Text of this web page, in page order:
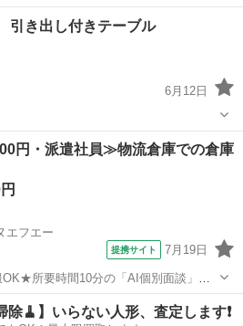
は値段相談します。 7/11まで出品しま
ます。 よろしくお願いいたします。
テーブル 大理石
き出し付きテーブル
6月12日
テーブル
円・派遣社員≫物流倉庫での倉庫
エフエー
提携サイト 7月19日
OK★所要時間10分の「AI個別面談」が
ドライバー受付業務！日払い可！交通
ラックドライバーの受付業務(1411)
除🧹】いらない人形、査定します❗️